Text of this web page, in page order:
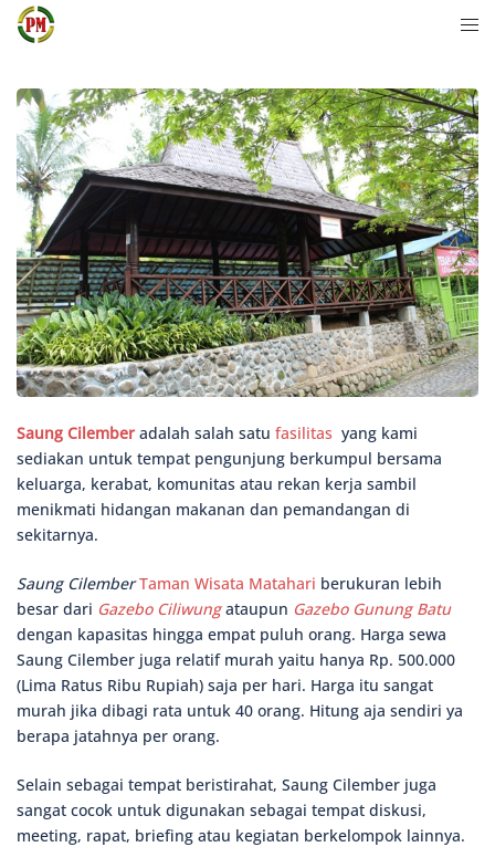
Langsung
Saung Cilember adalah salah satu fasilitas yang kami
sediakan untuk tempat pengunjung berkumpul bersama
keluarga, kerabat, komunitas atau rekan kerja sambil
menikmati hidangan makanan dan pemandangan di
sekitarnya.
Saung Cilember Taman Wisata Matahari berukuran lebih
besar dari Gazebo Ciliwungataupun Gazebo Gunung Batu
dengan kapasitas hingga empat puluh orang. Harga sewa
Saung Cilember juga relatif murah yaitu hanya Rp. 500.000
(Lima Ratus Ribu Rupiah) saja per hari. Harga itu sangat
murah jika dibagi rata untuk 40 orang. Hitung aja sendiri ya
berapa jatahnya per orang.
Selain sebagai tempat beristirahat, Saung Cilember juga
sangat cocok untuk digunakan sebagai tempat diskusi,
meeting, rapat, briefing atau kegiatan berkelompok lainnya.